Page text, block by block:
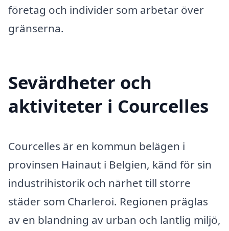
företag och individer som arbetar över
gränserna.
Sevärdheter och
aktiviteter i Courcelles
Courcelles är en kommun belägen i
provinsen Hainaut i Belgien, känd för sin
industrihistorik och närhet till större
städer som Charleroi. Regionen präglas
av en blandning av urban och lantlig miljö,